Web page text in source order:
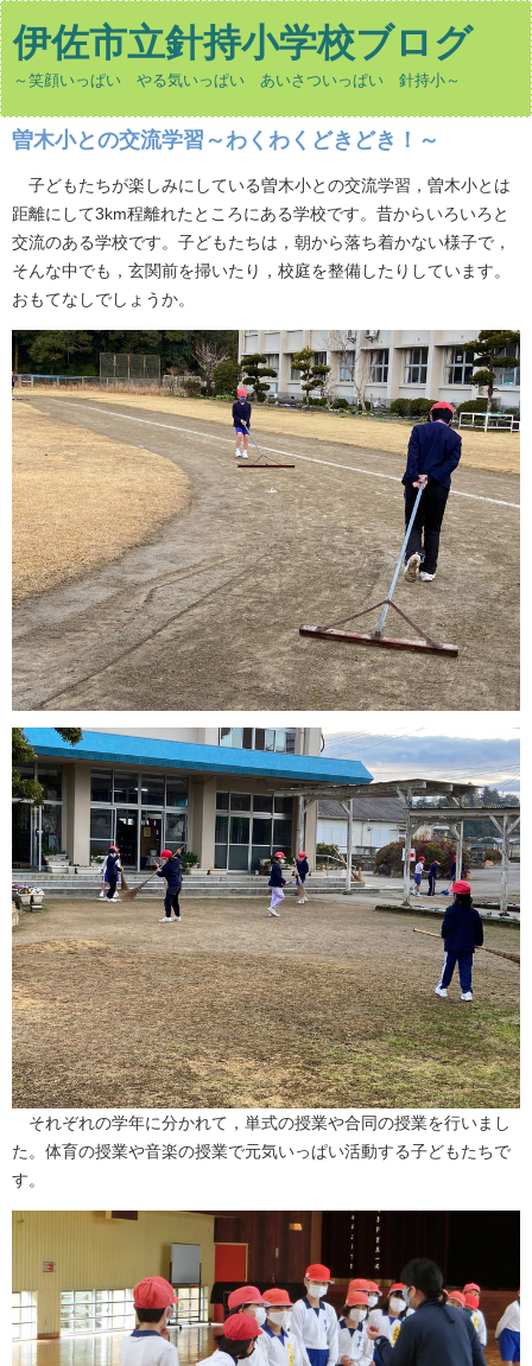
伊佐市立針持小学校ブログ
～笑顔いっぱい やる気いっぱい あいさついっぱい 針持小～
曽木小との交流学習～わくわくどきどき！～
子どもたちが楽しみにしている曽木小との交流学習，曽木小とは
距離にして3km程離れたところにある学校です。昔からいろいろと
交流のある学校です。子どもたちは，朝から落ち着かない様子で，
そんな中でも，玄関前を掃いたり，校庭を整備したりしています。
おもてなしでしょうか。
それぞれの学年に分かれて，単式の授業や合同の授業を行いまし
た。体育の授業や音楽の授業で元気いっぱい活動する子どもたちで
す。